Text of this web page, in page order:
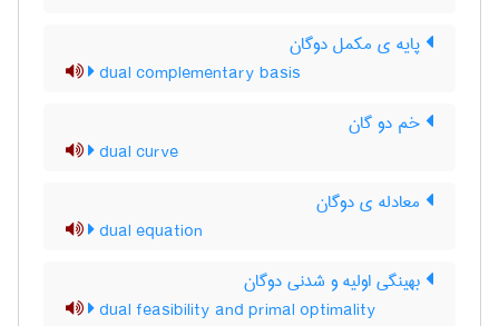
پایه ی مکمل دوگان
dual complementary basis
خم دو گان
dual curve
معادله ی دوگان
dual equation
بهینگی اولیه و شدنی دوگان
dual feasibility and primal optimality